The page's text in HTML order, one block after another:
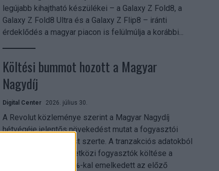
legújabb kihajtható készülékei – a Galaxy Z Fold8, a
Galaxy Z Fold8 Ultra és a Galaxy Z Flip8 – iránti
érdeklődés a magyar piacon is felülmúlja a korábbi...
Költési bummot hozott a Magyar
Nagydíj
Digital Center 2026. július 30.
A Revolut közleménye szerint a Magyar Nagydíj
hétvégéje jelentős növekedést mutat a fogyasztói
aktivitásban Budapest szerte. A tranzakciós adatokból
kiderül, hogy a nemzetközi fogyasztók költése a
versenyhétvégén 26%-kal emelkedett az előző